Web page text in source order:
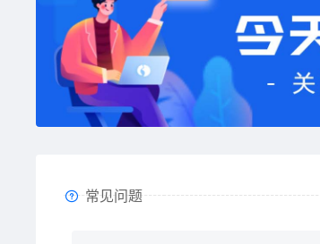
常见问题